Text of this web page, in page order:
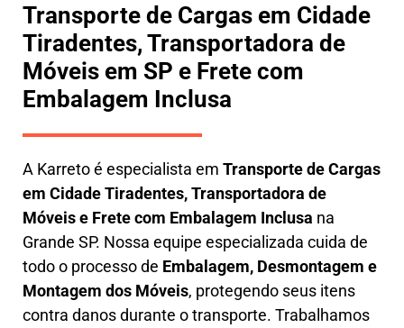
Transporte de Cargas em Cidade
Tiradentes, Transportadora de
Móveis em SP e Frete com
Embalagem Inclusa
A Karretoé especialista em Transporte de Cargas
em Cidade Tiradentes,Transportadora de
Móveis e Frete com Embalagem Inclusa na
Grande SP. Nossa equipe especializada cuida de
todo o processo de Embalagem, Desmontagem e
Montagem dos Móveis, protegendo seus itens
contra danos durante o transporte. Trabalhamos